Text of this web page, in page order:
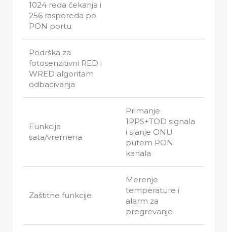
1024 reda čekanja i
256 rasporeda po
PON portu
Podrška za
fotosenzitivni RED i
WRED algoritam
odbacivanja
Funkcija
sata/vremena
Primanje
1PPS+TOD signala
i slanje ONU
putem PON
kanala
Zaštitne funkcije
Merenje
temperature i
alarm za
pregrevanje